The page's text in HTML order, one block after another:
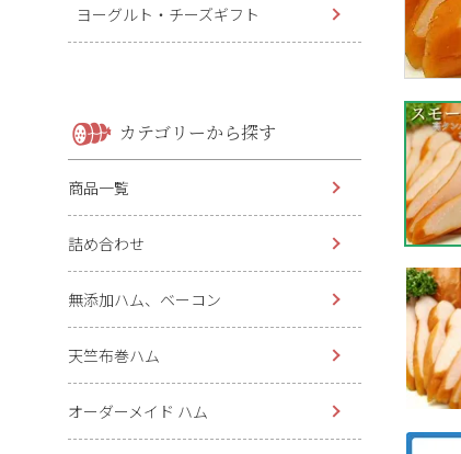
ヨーグルト・チーズギフト
カテゴリーから探す
商品一覧
詰め合わせ
無添加ハム、ベーコン
天竺布巻ハム
オーダーメイド ハム